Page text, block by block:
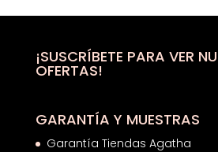
era:
es:
¡SUSCRÍBETE PARA VER
OFERTAS!
GARANTÍA Y MUESTRAS
Garantía Tiendas Agatha